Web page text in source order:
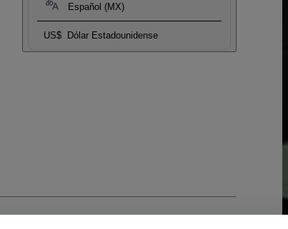
Español (MX)
US$ Dólar Estadounidense